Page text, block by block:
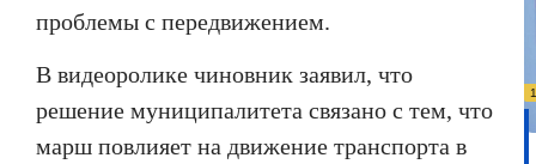
проблемы с передвижением.
В видеоролике чиновник заявил, что
решение муниципалитета связано с тем, что
марш повлияет на движение транспорта в